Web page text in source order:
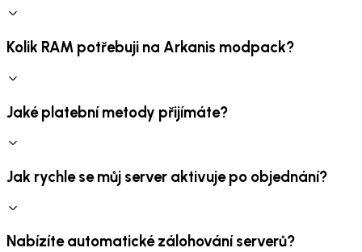
Kolik RAM potřebuji na Arkanis modpack?
Jaké platební metody přijímáte?
Jak rychle se můj server aktivuje po objednání?
Nabízíte automatické zálohování serverů?